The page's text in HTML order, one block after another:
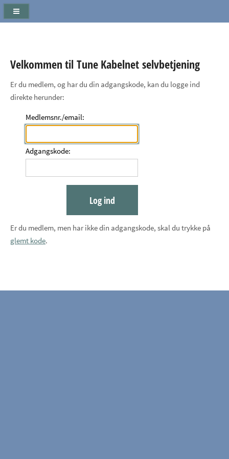
Velkommen til Tune Kabelnet selvbetjening
Er du medlem, og har du din adgangskode, kan du logge ind
direkte herunder:
Medlemsnr./email:
Adgangskode:
Er du medlem, men har ikke din adgangskode, skal du trykke på
glemt kode.